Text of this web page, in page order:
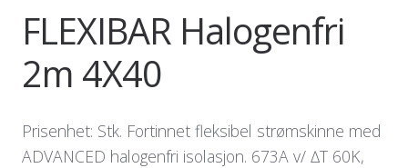
FLEXIBAR Halogenfri
2m 4X40
Prisenhet: Stk. Fortinnet fleksibel strømskinne med
ADVANCED halogenfri isolasjon. 673A v/ ∆T 60K,